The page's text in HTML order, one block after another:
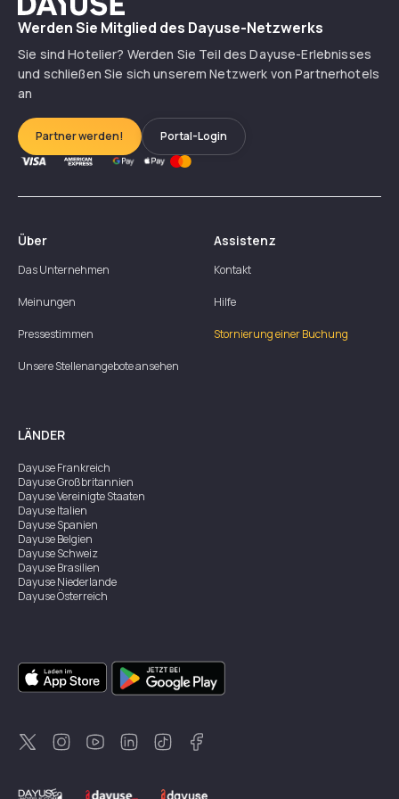
Werden Sie Mitglied des Dayuse-Netzwerks
Sie sind Hotelier? Werden Sie Teil des Dayuse-Erlebnisses
und schließen Sie sich unserem Netzwerk von Partnerhotels
an
Partner werden! Portal-Login
Über
Das Unternehmen
Meinungen
Pressestimmen
Unsere Stellenangebote ansehen
Assistenz
Kontakt
Hilfe
Stornierung einer Buchung
LÄNDER
DayuseFrankreich
DayuseGroßbritannien
DayuseVereinigte Staaten
DayuseItalien
DayuseSpanien
DayuseBelgien
DayuseSchweiz
DayuseBrasilien
DayuseNiederlande
DayuseÖsterreich
DayuseSingapur
DayuseZweden
DayuseThailand
DayuseNeuseeland
DayuseTürkei